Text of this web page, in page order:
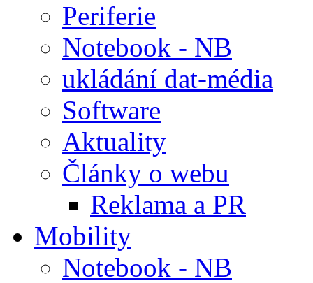
Periferie
Notebook - NB
ukládání dat-média
Software
Aktuality
Články o webu
Reklama a PR
Mobility
Notebook - NB